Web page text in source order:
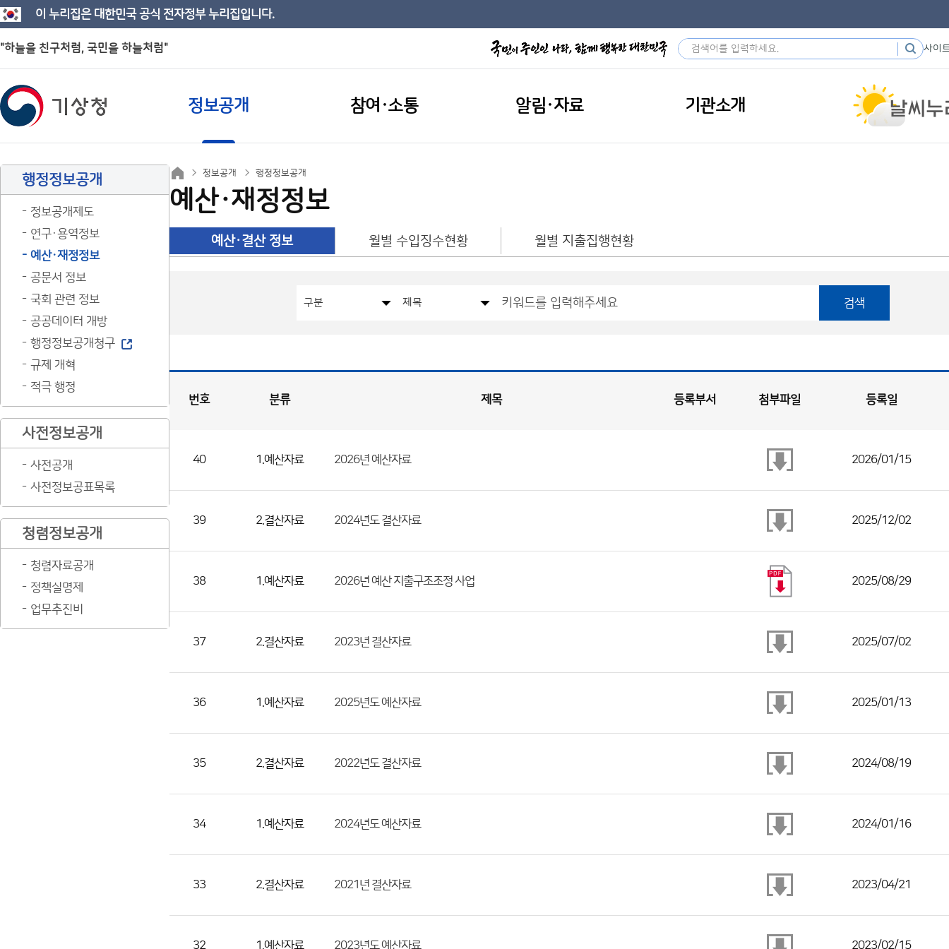
이 누리집은 대한민국 공식 전자정부 누리집입니다.
"하늘을 친구처럼, 국민을 하늘처럼" 사이
정보공개 참여·소통 알림·자료 기관소개
행정정보공개
정보공개제도
연구·용역정보
예산·재정정보
공문서 정보
국회 관련 정보
공공데이터 개방
행정정보공개청구
규제 개혁
적극 행정
사전정보공개
사전공개
사전정보공표목록
청렴정보공개
청렴자료공개
정책실명제
업무추진비
정보공개 행정정보공개
예산·재정정보
예산·결산 정보 월별 수입징수현황 월별 지출집행현황
검색
분
류,
부
부
등
번호 분류 제목 등록부서 첨부파일 등록일
40 1.예산자료 2026년 예산자료 2026/01/15
39 2.결산자료 2024년도 결산자료 2025/12/02
38 1.예산자료 2026년 예산 지출구조조정 사업 2025/08/29
37 2.결산자료 2023년 결산자료 2025/07/02
36 1.예산자료 2025년도 예산자료 2025/01/13
35 2.결산자료 2022년도 결산자료 2024/08/19
34 1.예산자료 2024년도 예산자료 2024/01/16
33 2.결산자료 2021년 결산자료 2023/04/21
32 1.예산자료 2023년도 예산자료 2023/02/15